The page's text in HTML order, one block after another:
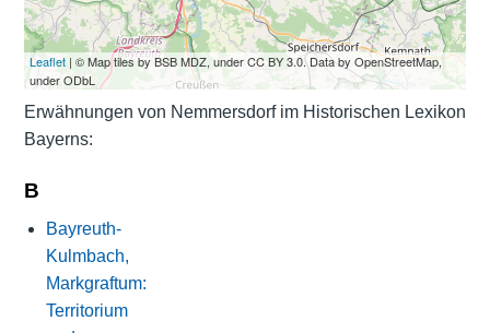
Leaflet| © Map tiles by BSB MDZ, under CC BY 3.0. Data by OpenStreetMap,
under ODbL
Erwähnungen von Nemmersdorf im Historischen Lexikon
Bayerns:
B
Bayreuth-
Kulmbach,
Markgraftum:
Territorium